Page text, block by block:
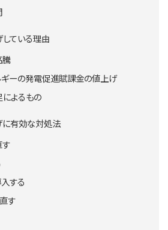
ている理由
騰
ーの発電促進賦課金の値上げ
よるもの
有効な対処法
する
す